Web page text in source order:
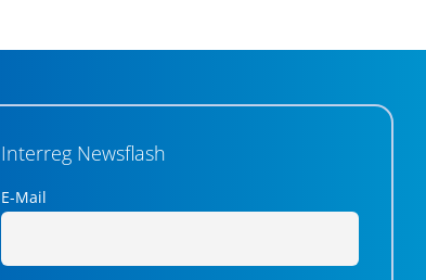
Interreg Newsflash
E-Mail